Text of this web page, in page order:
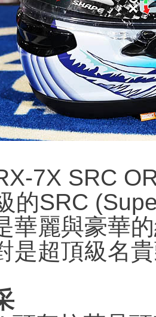
7X SRC
的SRC
華麗與豪華
是超頂級名